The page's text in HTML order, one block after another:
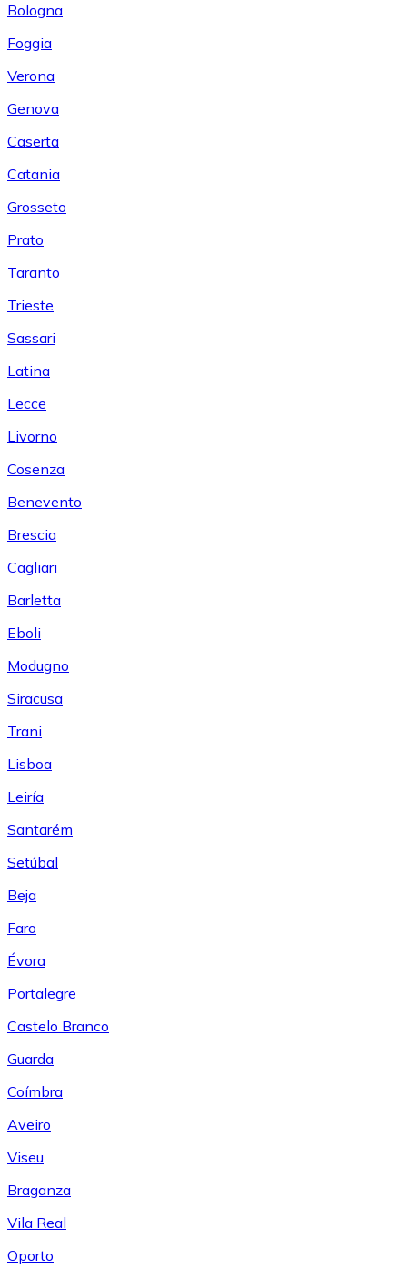
Bologna
Foggia
Verona
Genova
Caserta
Catania
Grosseto
Prato
Taranto
Trieste
Sassari
Latina
Lecce
Livorno
Cosenza
Benevento
Brescia
Cagliari
Barletta
Eboli
Modugno
Siracusa
Trani
Lisboa
Leiría
Santarém
Setúbal
Beja
Faro
Évora
Portalegre
Castelo Branco
Guarda
Coímbra
Aveiro
Viseu
Braganza
Vila Real
Oporto